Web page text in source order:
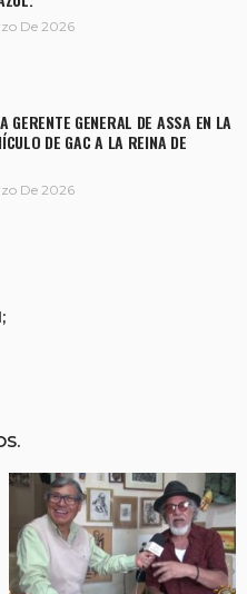
De 2026
GERENTE GENERAL DE ASSA EN LA
DE GAC A LA REINA DE
De 2026